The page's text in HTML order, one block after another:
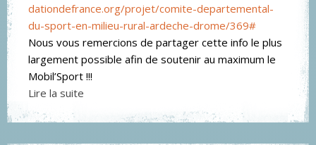
dationdefrance.org/projet/comite-departemental-
du-sport-en-milieu-rural-ardeche-drome/369#
Nous vous remercions de partager cette info le plus
largement possible afin de soutenir au maximum le
Mobil’Sport !!!
Lire la suite